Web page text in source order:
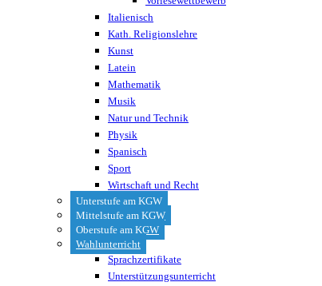
Italienisch
Kath. Religionslehre
Kunst
Latein
Mathematik
Musik
Natur und Technik
Physik
Spanisch
Sport
Wirtschaft und Recht
Unterstufe am KGW
Mittelstufe am KGW
Oberstufe am KGW
Wahlunterricht
Sprachzertifikate
Unterstützungsunterricht